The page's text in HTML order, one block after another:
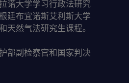
诺大学学习行政法研究
廷布宜诺斯艾利斯大学
天然气法研究生课程。
部副检察官和国家判决